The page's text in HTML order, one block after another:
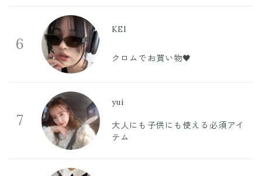
6
KEI
クロムでお買い物🖤
7
yui
大人にも子供にも使える必須アイ
テム